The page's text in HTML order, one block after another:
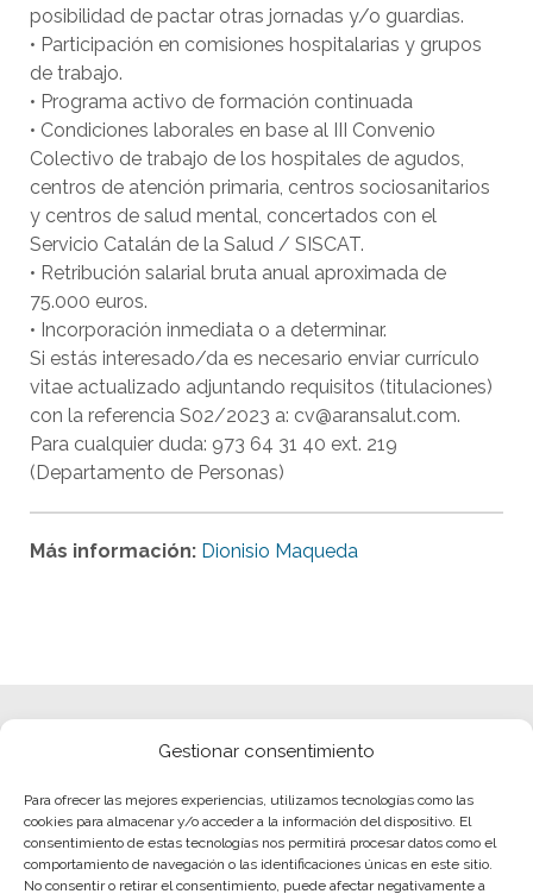
Gestionar consentimiento
Para ofrecer las mejores experiencias, utilizamos tecnologías como las
cookies para almacenar y/o acceder a la información del dispositivo. El
consentimiento de estas tecnologías nos permitirá procesar datos como el
comportamiento de navegación o las identificaciones únicas en este sitio.
No consentir o retirar el consentimiento, puede afectar negativamente a
posibilidad de pactar otras jornadas y/o guardias.
• Participación en comisiones hospitalarias y grupos
de trabajo.
• Programa activo de formación continuada
• Condiciones laborales en base al III Convenio
Colectivo de trabajo de los hospitales de agudos,
centros de atención primaria, centros sociosanitarios
y centros de salud mental, concertados con el
Servicio Catalán de la Salud / SISCAT.
• Retribución salarial bruta anual aproximada de
75.000 euros.
• Incorporación inmediata o a determinar.
Si estás interesado/da es necesario enviar currículo
vitae actualizado adjuntando requisitos (titulaciones)
con la referencia S02/2023 a: cv@aransalut.com.
Para cualquier duda: 973 64 31 40 ext. 219
(Departamento de Personas)
Más información: Dionisio Maqueda